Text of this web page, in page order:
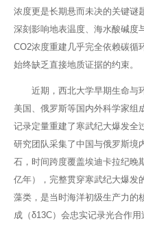
浓度更是长期悬而未决的关键谜
深刻影响地表温度、海水酸碱度
CO2浓度重建几乎完全依赖碳循
始终缺乏直接地质证据的约束。
近期，西北大学早期生命与
美国、俄罗斯等国内外科学家组
记录定量重建了寒武纪大爆发全
研究团队采集了中国与俄罗斯境
石，时间跨度覆盖埃迪卡拉纪
亿年），完整贯穿寒武纪大爆发
藻类，是当时海洋初级生产力的
成（δ13C）会忠实记录光合作